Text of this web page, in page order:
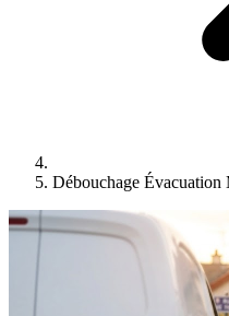
Débouchage Évacuation